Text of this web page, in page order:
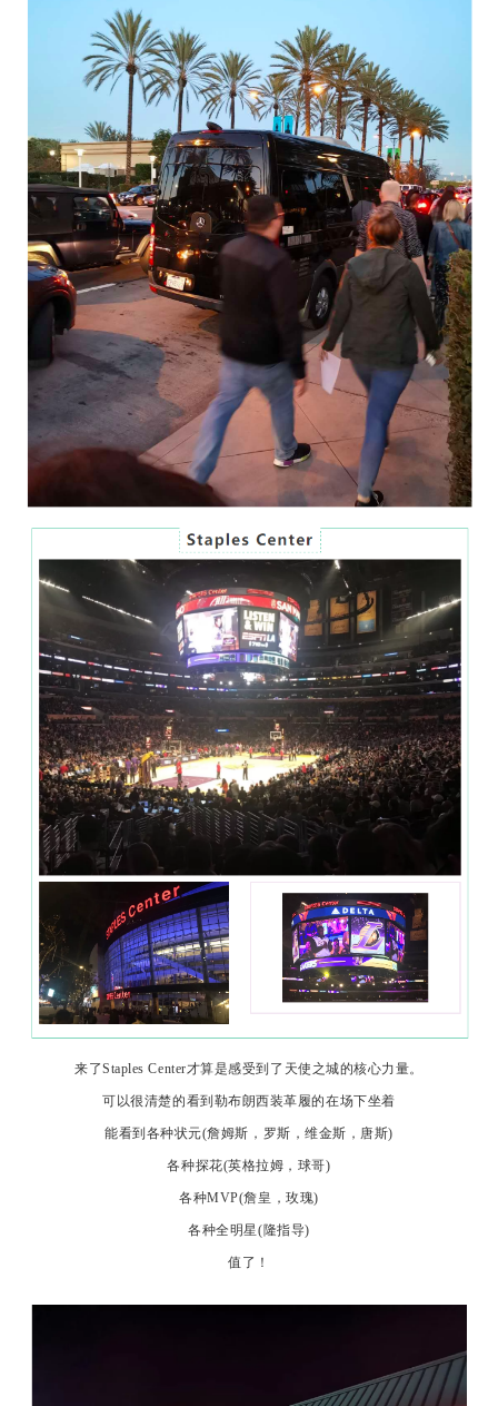
来了Staples Center才算是感受到了天使之城的核心力量。
可以很清楚的看到勒布朗西装革履的在场下坐着
能看到各种状元(詹姆斯，罗斯，维金斯，唐斯)
各种探花(英格拉姆，球哥)
各种MVP(詹皇，玫瑰)
各种全明星(隆指导)
值了！